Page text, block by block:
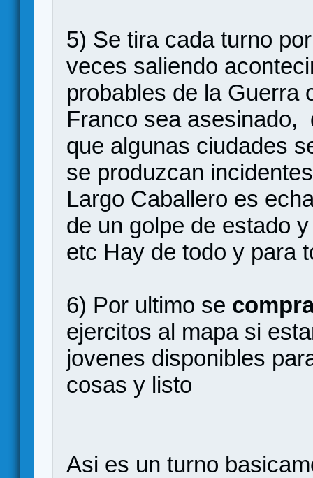
5) Se tira cada turno
veces saliendo
probables de la Guerra
Franco sea asesinado,
que algunas ciudades
se produzcan
Largo Caballero es
de un golpe de estado
etc Hay de todo y para
6) Por ultimo se
ejercitos al mapa si
jovenes disponibles
cosas y listo
Asi es un turno